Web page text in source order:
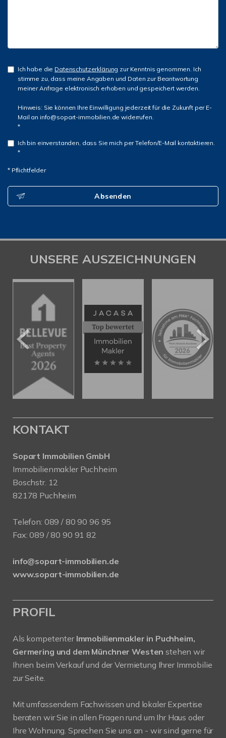
Ich habe die Datenschutzerklärung zur Kenntnis genommen. Ich
stimme zu, dass meine Angaben und Daten zur Beantwortung
meiner Anfrage elektronisch erhoben und gespeichert werden.
Hinweis: Sie können Ihre Einwilligung jederzeit für die Zukunft per E-
Mail an info@sopart-immobilien.de widerrufen.
*
Ich bin einverstanden, dass Sie mich per Telefon/E-Mail kontaktieren.
*
* Pflichtfelder
Absenden
UNSERE AUSZEICHNUNGEN
KONTAKT
Sopart Immobilien GmbH
Immobilienmakler Puchheim
Boschstr. 12
82178 Puchheim
Telefon: 089 / 80 90 96 95
Fax: 089 / 80 90 91 82
info@sopart-immobilien.de
www.sopart-immobilien.de
PROFIL
Als kompetenter Immobilienmakler in Puchheim,
Germering und dem Münchner Westen stehen wir
Ihnen beim Verkauf und der Vermietung Ihrer Immobilie
zur Seite.
Mit umfassendem Fachwissen und lokaler Expertise
beraten wir Sie in allen Fragen rund um Ihr Haus oder
Ihre Wohnung. Sprechen Sie uns an - wir sind gerne für